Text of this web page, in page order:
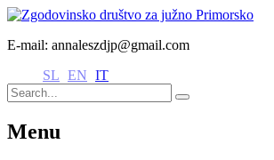
E-mail: annaleszdjp@gmail.com
SL EN IT
Menu